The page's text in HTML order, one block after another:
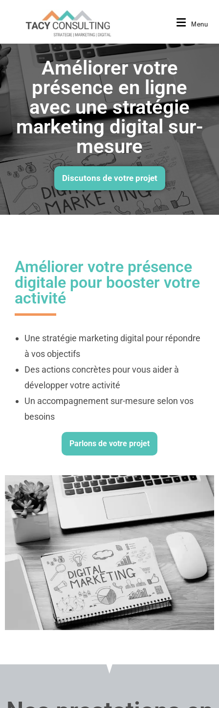
Menu
Améliorer votre
présence en ligne
avec une stratégie
marketing digital sur-
mesure
Discutons de votre projet
Améliorer votre présence
digitale pour booster votre
activité
Une stratégie marketing digital pour répondre
à vos objectifs
Des actions concrètes pour vous aider à
développer votre activité
Un accompagnement sur-mesure selon vos
besoins
Parlons de votre projet